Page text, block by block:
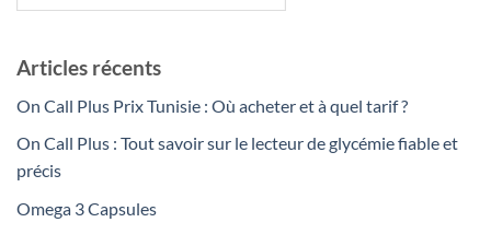
Articles récents
On Call Plus Prix Tunisie : Où acheter et à quel tarif ?
On Call Plus : Tout savoir sur le lecteur de glycémie fiable et
précis
Omega 3 Capsules